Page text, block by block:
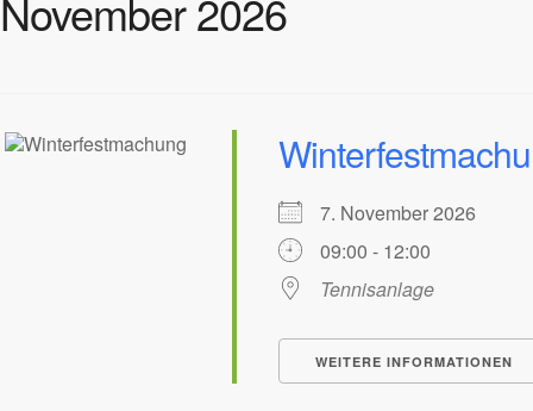
November 2026
7. November 2026
09:00 - 12:00
Tennisanlage
WEITERE INFORMATIONEN